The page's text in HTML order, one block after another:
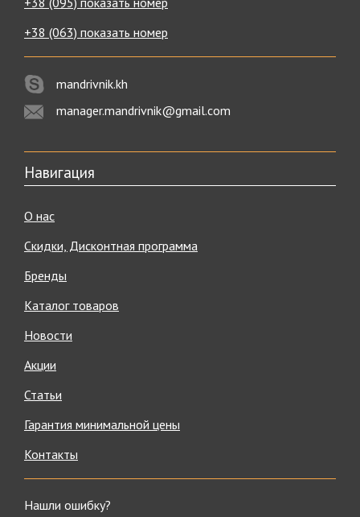
+38 (063) показать номер
mandrivnik.kh
manager.mandrivnik@gmail.com
Навигация
О нас
Скидки, Дисконтная программа
Бренды
Каталог товаров
Новости
Акции
Статьи
Гарантия минимальной цены
Контакты
Нашли ошибку?